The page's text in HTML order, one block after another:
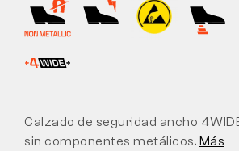
Calzado de seguridad ancho
sin componentes metálicos. Más